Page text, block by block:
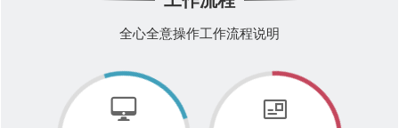
全心全意操作工作流程说明